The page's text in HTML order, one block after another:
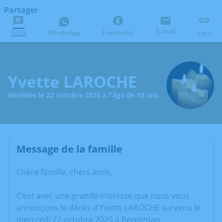
Partager
SMS WhatsApp Facebook E-mail Lien
Yvette LAROCHE
décédée le 22 octobre 2025 à l'âge de 93 ans
Message de la famille
Chère famille, chers amis,
C’est avec une grande tristesse que nous vous
annonçons le décès d’Yvette LAROCHE survenu le
mercredi 22 octobre 2025 à Perpignan.